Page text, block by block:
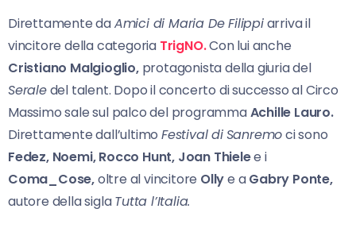
Direttamente daAmici di Maria De Filippiarriva il
vincitore della categoria TrigNO.Con lui anche
Cristiano Malgioglio,protagonista della giuria del
Seraledel talent. Dopo il concerto di successo al Circo
Massimo sale sul palco del programmaAchille Lauro.
Direttamente dall’ultimoFestival diSanremoci sono
Fedez, Noemi, Rocco Hunt, Joan Thielee i
Coma_Cose,oltre al vincitore Ollye aGabry Ponte,
autore della siglaTutta l’Italia.